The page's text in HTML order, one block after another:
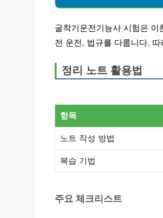
굴착기운전기능사 시험은
전 운전, 법규를 다룹니다.
정리 노트 활용법
항목
노트 작성 방법
복습 기법
주요 체크리스트